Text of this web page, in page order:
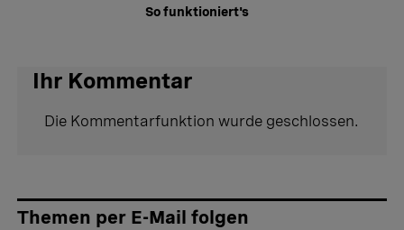
So funktioniert's
Ihr Kommentar
Die Kommentarfunktion wurde geschlossen.
Themen per E-Mail folgen